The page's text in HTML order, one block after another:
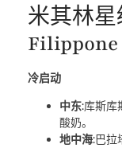
米其林
冷启动
中东:库斯库
酸奶。
地中海:巴拉